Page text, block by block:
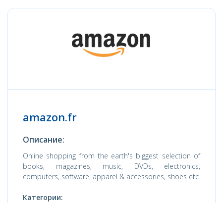
amazon.fr
Описание:
Online shopping from the earth's biggest selection of
books, magazines, music, DVDs, electronics,
computers, software, apparel & accessories, shoes etc.
Категории: